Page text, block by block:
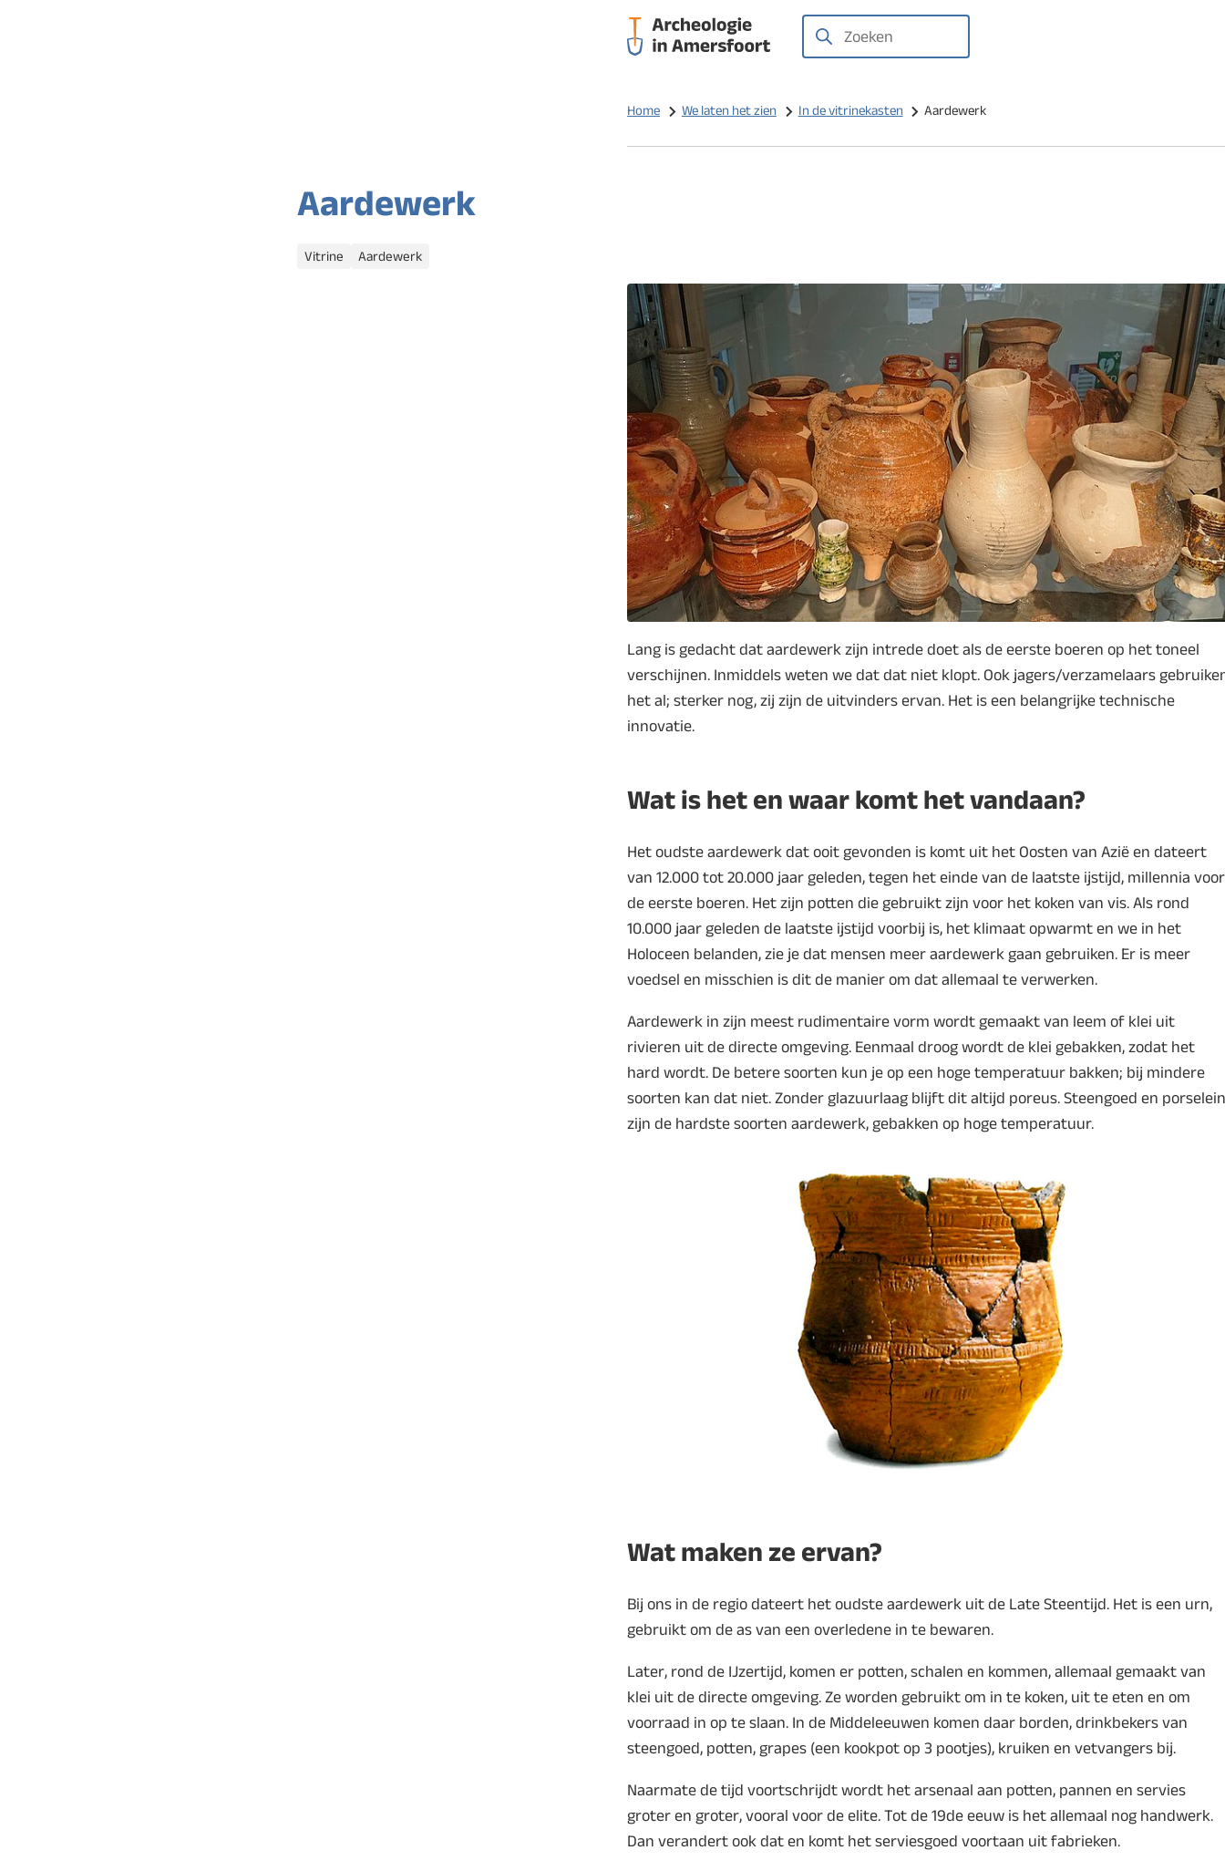
Opgravingen
Zoeken
Home We laten het zien In de vitrinekasten Aardewerk
Aardewerk
Vitrine
Aardewerk
Lang is gedacht dat aardewerk zijn intrede doet als de eerste boeren op het toneel
verschijnen. Inmiddels weten we dat dat niet klopt. Ook jagers/verzamelaars
het al; sterker nog, zij zijn de uitvinders ervan. Het is een belangrijke technische
innovatie.
Wat is het en waar komt het vandaan?
Het oudste aardewerk dat ooit gevonden is komt uit het Oosten van Azië en dateert
van 12.000 tot 20.000 jaar geleden, tegen het einde van de laatste ijstijd, millennia voor
de eerste boeren. Het zijn potten die gebruikt zijn voor het koken van vis. Als rond
10.000 jaar geleden de laatste ijstijd voorbij is, het klimaat opwarmt en we in het
Holoceen belanden, zie je dat mensen meer aardewerk gaan gebruiken. Er is meer
voedsel en misschien is dit de manier om dat allemaal te verwerken.
Aardewerk in zijn meest rudimentaire vorm wordt gemaakt van leem of klei uit
rivieren uit de directe omgeving. Eenmaal droog wordt de klei gebakken, zodat het
hard wordt. De betere soorten kun je op een hoge temperatuur bakken; bij mindere
soorten kan dat niet. Zonder glazuurlaag blijft dit altijd poreus. Steengoed en porselein
zijn de hardste soorten aardewerk, gebakken op hoge temperatuur.
Wat maken ze ervan?
Bij ons in de regio dateert het oudste aardewerk uit de Late Steentijd. Het is een urn,
gebruikt om de as van een overledene in te bewaren.
Later, rond de IJzertijd, komen er potten, schalen en kommen, allemaal gemaakt van
klei uit de directe omgeving. Ze worden gebruikt om in te koken, uit te eten en om
voorraad in op te slaan. In de Middeleeuwen komen daar borden, drinkbekers van
steengoed, potten, grapes (een kookpot op 3 pootjes), kruiken en vetvangers bij.
Naarmate de tijd voortschrijdt wordt het arsenaal aan potten, pannen en servies
groter en groter, vooral voor de elite. Tot de 19de eeuw is het allemaal nog handwerk.
Dan verandert ook dat en komt het serviesgoed voortaan uit fabrieken.